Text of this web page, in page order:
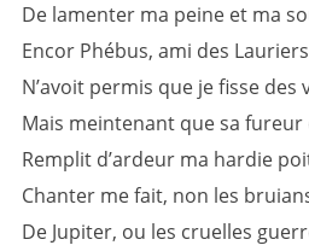
De lamenter ma peine et ma
Encor Phébus, ami des
N’avoit permis que je fisse des
Mais meintenant que sa fureur
Remplit d’ardeur ma hardie
Chanter me fait, non les
De Jupiter, ou les cruelles